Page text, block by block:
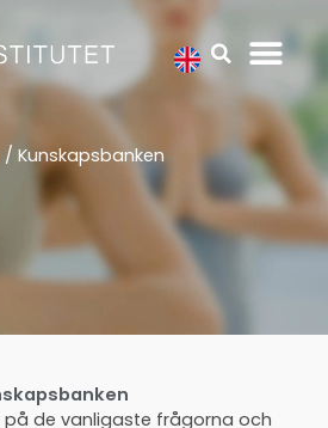
/ Kunskapsbanken
på de vanligaste frågorna och